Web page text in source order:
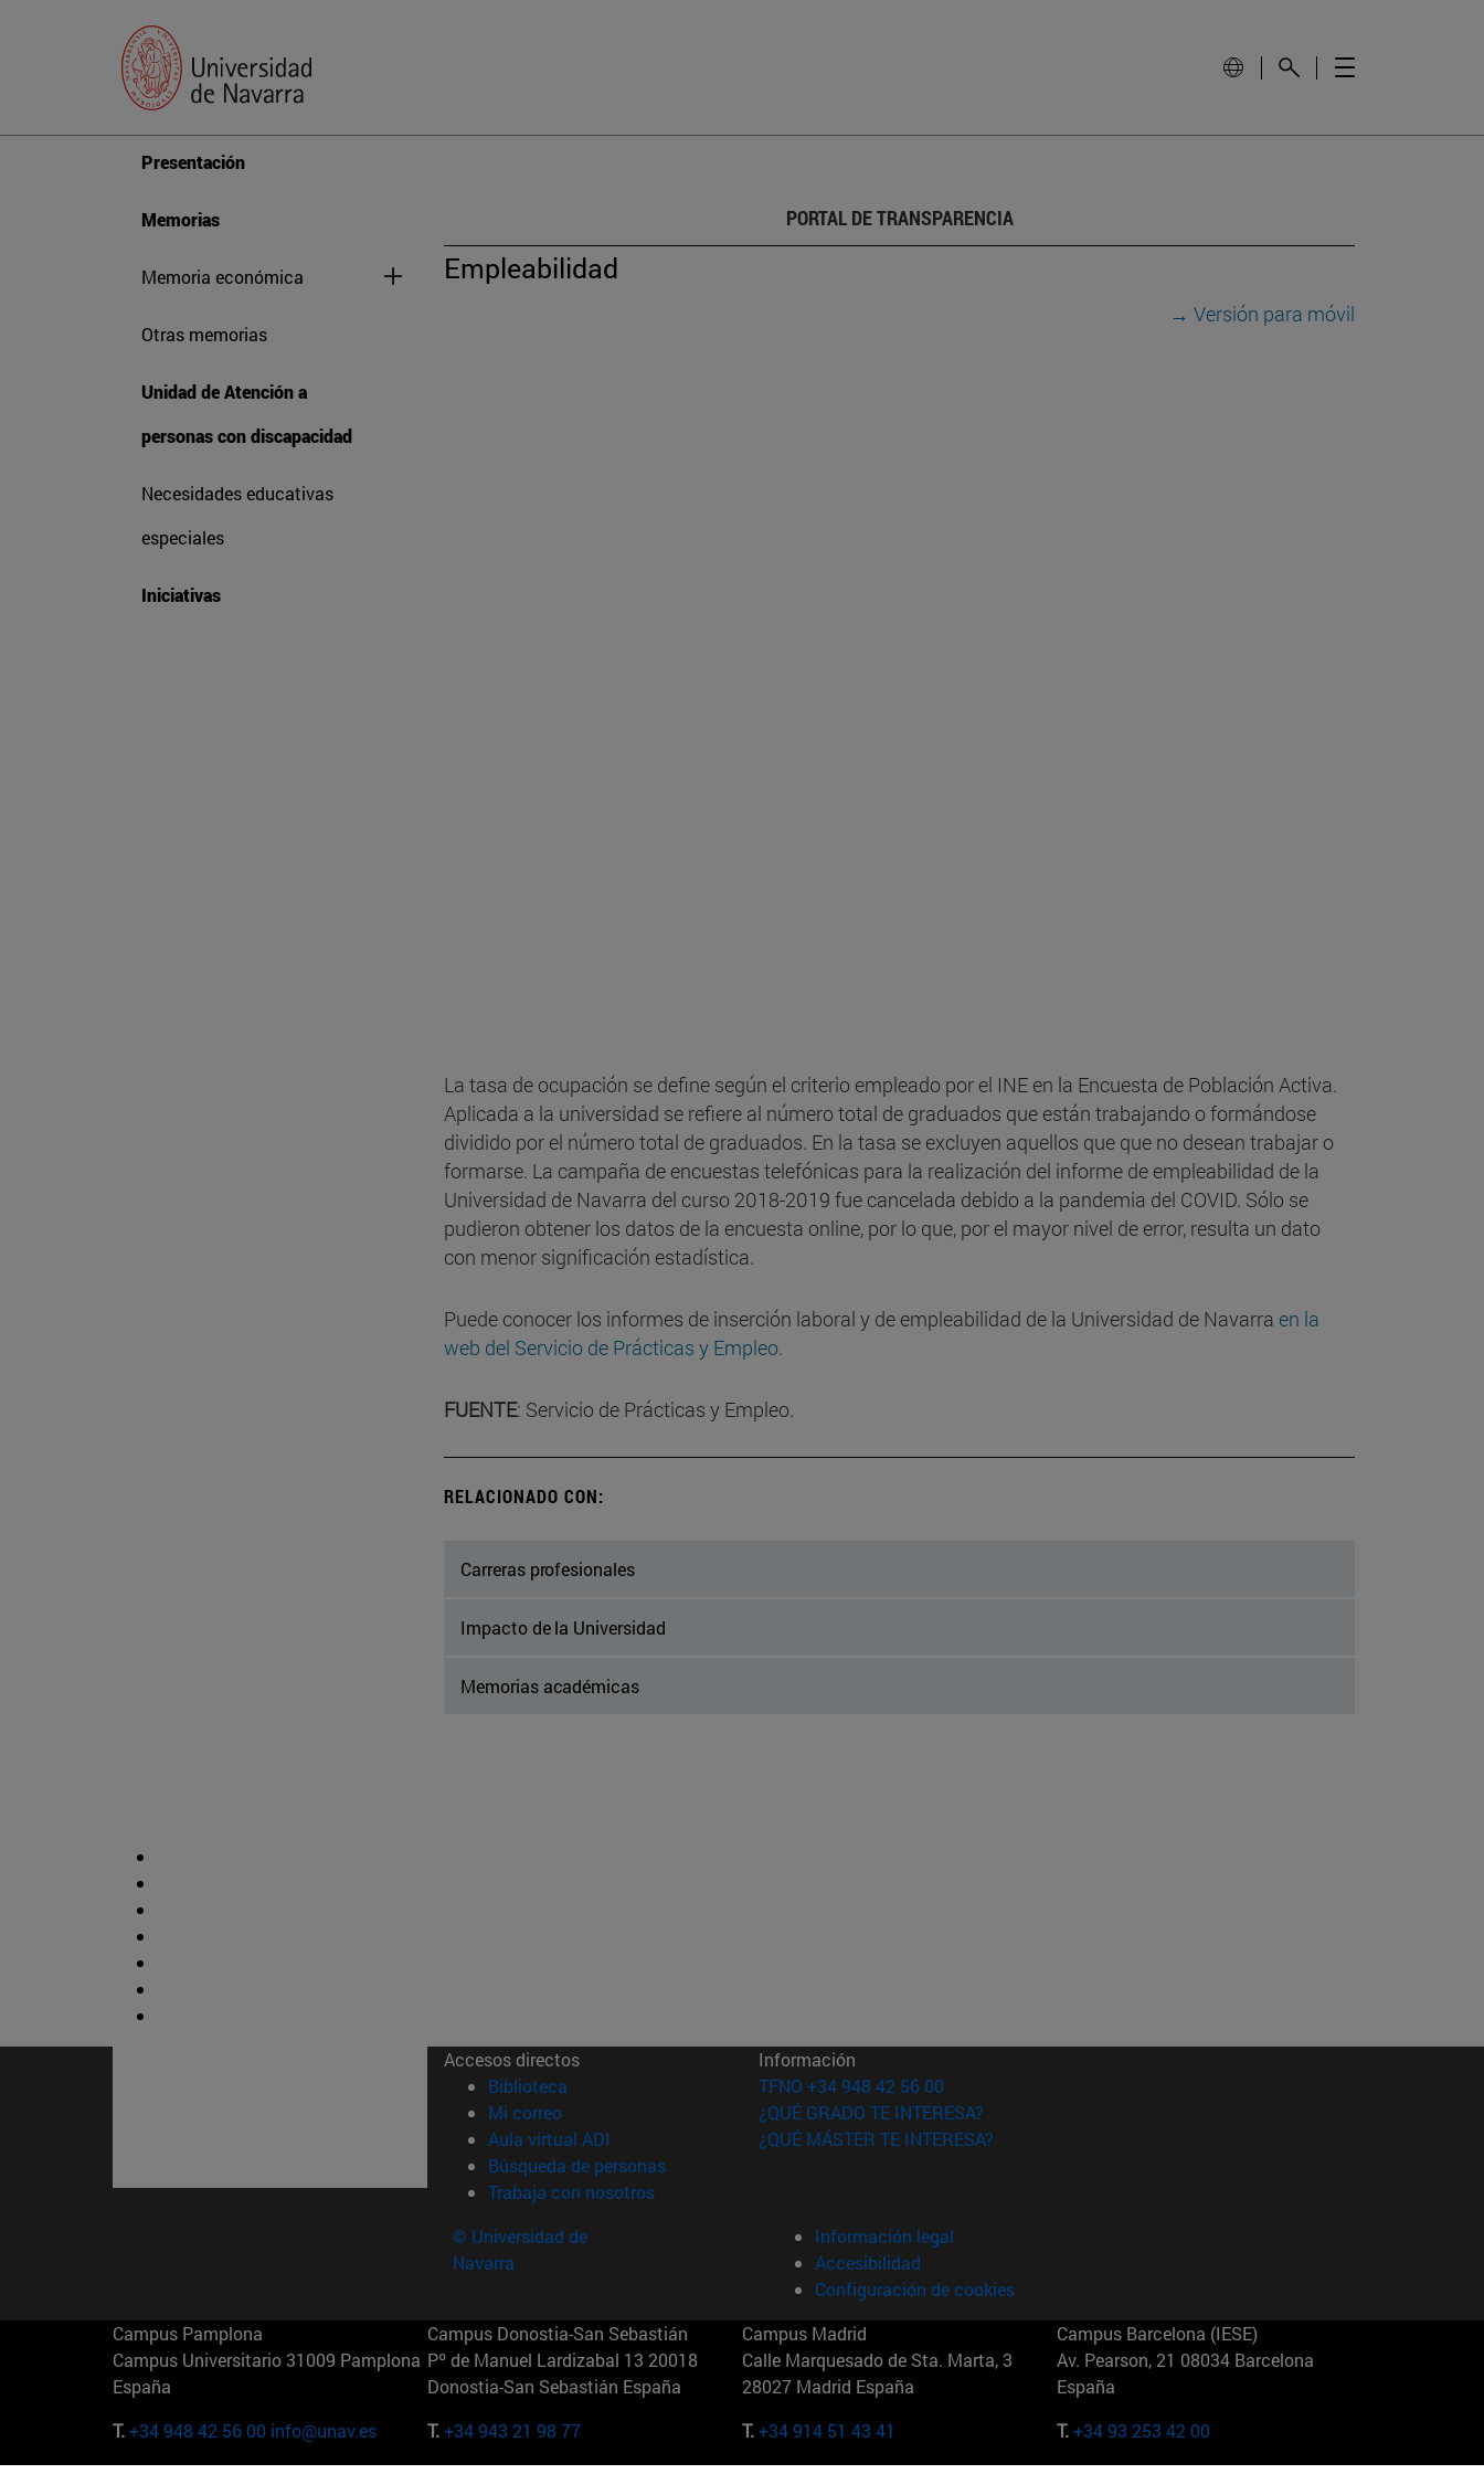
Presentación
Memorias
Memoria económica
Otras memorias
Unidad de Atención a
personas con discapacidad
Necesidades educativas
especiales
Iniciativas
PORTAL DE TRANSPARENCIA
Empleabilidad
→ Versión para móvil
La tasa de ocupación se define según el criterio empleado por el INE en la Encuesta de Población Activa.
Aplicada a la universidad se refiere al número total de graduados que están trabajando o formándose
dividido por el número total de graduados. En la tasa se excluyen aquellos que que no desean trabajar o
formarse. La campaña de encuestas telefónicas para la realización del informe de empleabilidad de la
Universidad de Navarra del curso 2018-2019 fue cancelada debido a la pandemia del COVID. Sólo se
pudieron obtener los datos de la encuesta online, por lo que, por el mayor nivel de error, resulta un dato
con menor significación estadística.
Puede conocer los informes de inserción laboral y de empleabilidad de la Universidad de Navarra en la
web del Servicio de Prácticas y Empleo.
FUENTE: Servicio de Prácticas y Empleo.
RELACIONADO CON:
Carreras profesionales
Impacto de la Universidad
Memorias académicas
Accesos directos
Biblioteca (abre en nueva ventana)
Mi correo(abre en nueva ventana)
Aula virtual ADI (abre en nueva ventana)
Búsqueda de personas(abre en nueva ventana)
Trabaja con nosotros(abre en nueva ventana)
Información
TFNO +34 948 42 56 00
¿QUÉ GRADO TE INTERESA?
¿QUÉ MÁSTER TE INTERESA?
© Universidad de
Navarra
Información legal
Accesibilidad
Configuración de cookies
Campus Pamplona
Campus Universitario 31009 Pamplona
España
T.+34 948 42 56 00 info@unav.es
Campus Donostia-San Sebastián
Pº de Manuel Lardizabal 13 20018
Donostia-San Sebastián España
T.+34 943 21 98 77
Campus Madrid
Calle Marquesado de Sta. Marta, 3
28027 Madrid España
T.+34 914 51 43 41
Campus Barcelona (IESE)
Av. Pearson, 21 08034 Barcelona
España
T.+34 93 253 42 00